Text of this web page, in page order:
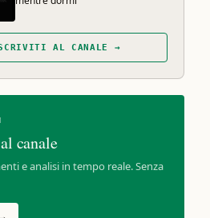
AL CANALE →
canale
e analisi in tempo reale. Senza